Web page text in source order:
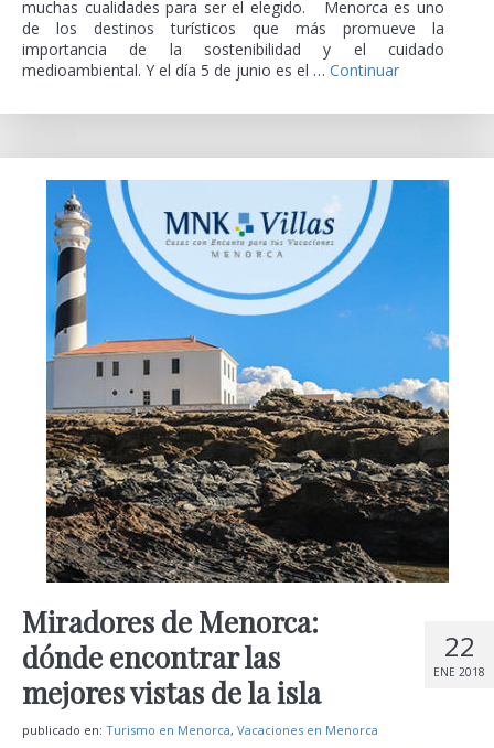
muchas cualidades para ser el elegido. Menorca es uno
de los destinos turísticos que más promueve la
importancia de la sostenibilidad y el cuidado
medioambiental. Y el día 5 de junio es el … Continuar
22
ENE 2018
Miradores de Menorca:
dónde encontrar las
mejores vistas de la isla
publicado en: Turismo en Menorca, Vacaciones en Menorca